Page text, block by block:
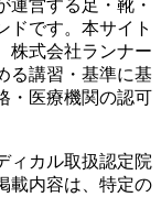
運営する足・靴・
ドです。本サイト
株式会社ランナー
る講習・基準に基
・医療機関の認可
ィカル取扱認定院
載内容は、特定の